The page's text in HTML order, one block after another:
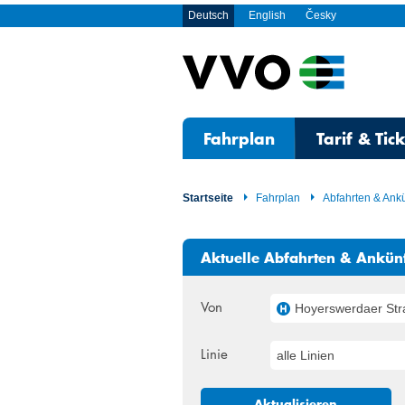
Deutsch English Česky
Fahrplan Tarif &
Startseite Fahrplan Abfahrten &
Aktuelle Abfahrten &
Von Hoyerswerdaer Straße,
Linie alle Linien